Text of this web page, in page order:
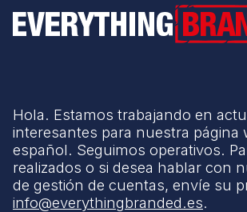
Everything Branded
Hola. Estamos trabajando en
interesantes para nuestra página
español. Seguimos operativos.
realizados o si desea hablar con
de gestión de cuentas, envíe su
info@everythingbranded.es.